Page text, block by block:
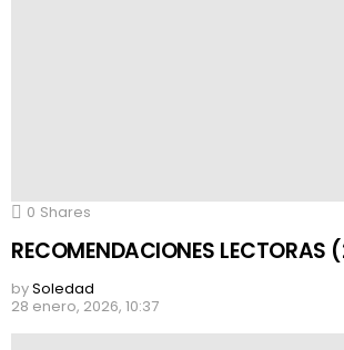
0 Shares
RECOMENDACIONES LECTORAS
bySoledad
28 enero, 2026, 10:37